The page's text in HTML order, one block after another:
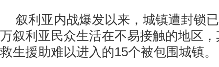
叙利亚内战爆发以来，城镇遭封锁
万叙利亚民众生活在不易接触的地区
救生援助难以进入的15个被包围城镇。